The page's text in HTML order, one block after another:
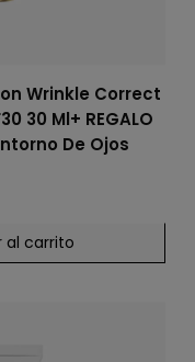
Wrinkle Correct
30 Ml+ REGALO
De Ojos
al carrito